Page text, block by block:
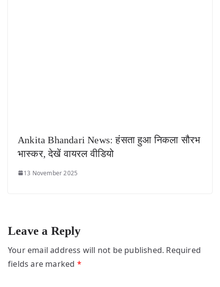
Ankita Bhandari News: हंसता हुआ निकला सौरभ
भास्कर, देखें वायरल वीडियो
13 November 2025
Leave a Reply
Your email address will not be published. Required
fields are marked *